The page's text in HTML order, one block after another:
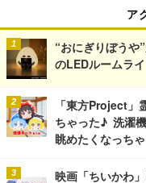
ア
“おにぎりぼう
のLEDルームラ
「東方Project」
ちゃった♪ 洗濯
眺めたくなっち
映画「ちいかわ